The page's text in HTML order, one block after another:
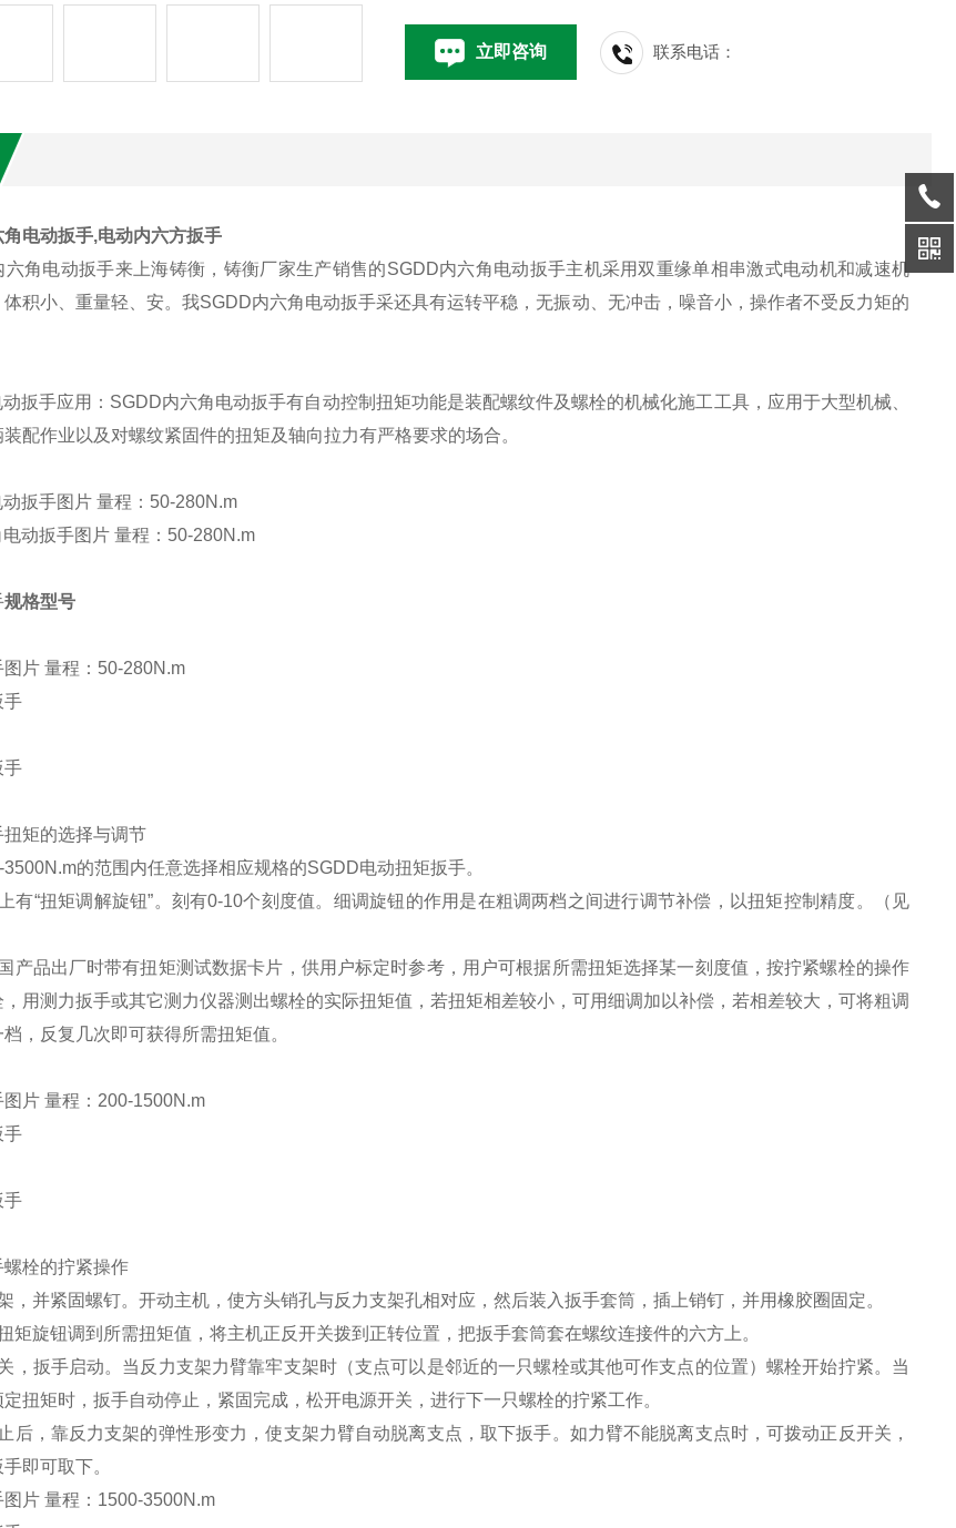
立即咨询 联系电话：
电动扳手,电动内六方扳手
六角电动扳手来上海铸衡，铸衡厂家生产销售的SGDD内六角电动扳手主机采用双重缘单相串激式电动机和减速机
积小、重量轻、安。我SGDD内六角电动扳手采还具有运转平稳，无振动、无冲击，噪音小，操作者不受反力矩的
扳手应用： SGDD内六角电动扳手有自动控制扭矩功能是装配螺纹件及螺栓的机械化施工工具，应用于大型机械、
配作业以及对螺纹紧固件的扭矩及轴向拉力有严格要求的场合。
扳手图片 量程：50-280N.m
规格型号
图片 量程：50-280N.m
扭矩的选择与调节
的范围内任意选择相应规格的SGDD电动扭矩扳手。
有“扭矩调解旋钮”。刻有0-10个刻度值。细调旋钮的作用是在粗调两档之间进行调节补偿，以扭矩控制精度。（见
产品出厂时带有扭矩测试数据卡片，供用户标定时参考，用户可根据所需扭矩选择某一刻度值，按拧紧螺栓的操作
用测力扳手或其它测力仪器测出螺栓的实际扭矩值，若扭矩相差较小，可用细调加以补偿，若相差较大，可将粗调
，反复几次即可获得所需扭矩值。
图片 量程：200-1500N.m
螺栓的拧紧操作
，并紧固螺钉。开动主机，使方头销孔与反力支架孔相对应，然后装入扳手套筒，插上销钉，并用橡胶圈固定。
矩旋钮调到所需扭矩值，将主机正反开关拨到正转位置，把扳手套筒套在螺纹连接件的六方上。
，扳手启动。当反力支架力臂靠牢支架时（支点可以是邻近的一只螺栓或其他可作支点的位置）螺栓开始拧紧。当
扭矩时，扳手自动停止，紧固完成，松开电源开关，进行下一只螺栓的拧紧工作。
后，靠反力支架的弹性形变力，使支架力臂自动脱离支点，取下扳手。如力臂不能脱离支点时，可拨动正反开关，
即可取下。
图片 量程：1500-3500N.m